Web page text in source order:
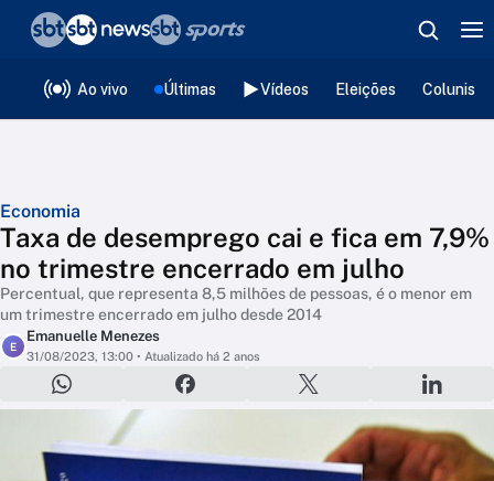
Ao vivo Últimas Vídeos Eleições
Economia
Taxa de desemprego cai e fica em 7,9%
no trimestre encerrado em julho
Percentual, que representa 8,5 milhões de pessoas, é o menor em
um trimestre encerrado em julho desde 2014
E
Emanuelle Menezes
31/08/2023, 13:00 • Atualizado há 2 anos
❮voltar
Editorias